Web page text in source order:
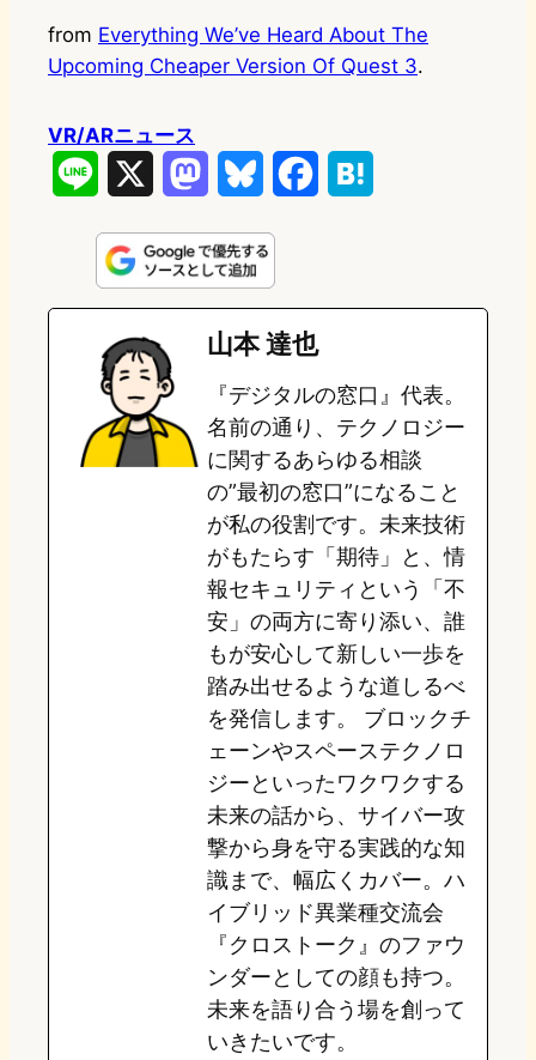
from Everything We’ve Heard About The
Upcoming Cheaper Version Of Quest 3.
VR/ARニュース
n
e
s
t
o
o
n
u
e
s
k
e
b
o
o
k
e
a
山本 達也
『デジタルの窓口』代表。
名前の通り、テクノロジー
に関するあらゆる相談
の”最初の窓口”になること
が私の役割です。未来技術
がもたらす「期待」と、情
報セキュリティという「不
安」の両方に寄り添い、誰
もが安心して新しい一歩を
踏み出せるような道しるべ
を発信します。 ブロックチ
ェーンやスペーステクノロ
ジーといったワクワクする
未来の話から、サイバー攻
撃から身を守る実践的な知
識まで、幅広くカバー。ハ
イブリッド異業種交流会
『クロストーク』のファウ
ンダーとしての顔も持つ。
未来を語り合う場を創って
いきたいです。